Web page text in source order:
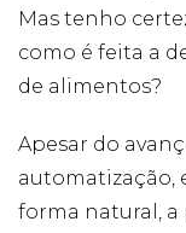
Mas tenho
como é feita a
de alimentos?
Apesar do
automatização,
forma natural,